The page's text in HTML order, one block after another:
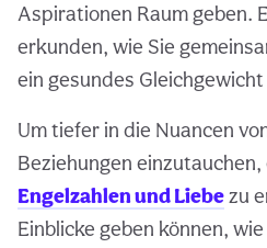
Aspirationen Raum geben.
erkunden, wie Sie
ein gesundes
Um tiefer in die Nuancen
Beziehungen
Engelzahlen und Liebezu
Einblicke geben können,